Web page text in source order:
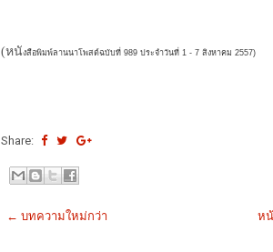
(หนังสือพิมพ์ลานนาโพสต์ฉบับที่ 989 ประจำวันที่ 1 - 7 สิงหาคม 2557)
Share:
← บทความใหม่กว่า ห